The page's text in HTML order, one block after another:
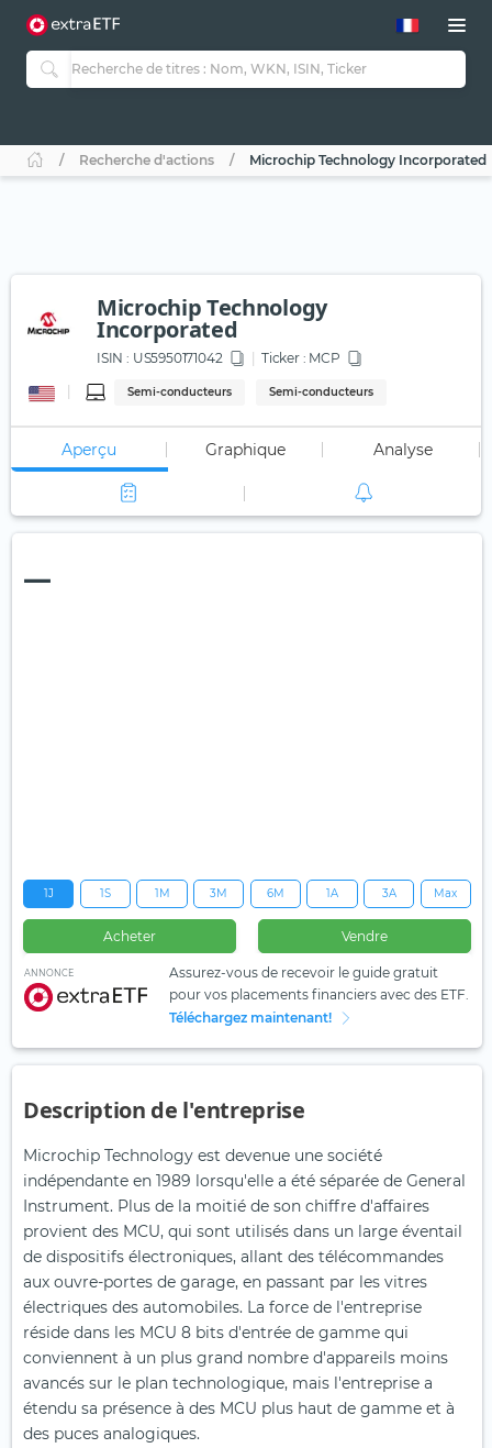
Recherche d'actions Microchip Technology Incorporated
Microchip Technology
Incorporated
ISIN : US5950171042 Ticker : MCP
Semi-conducteurs Semi-conducteurs
Aperçu Graphique Analyse
—
1J 1S 1M 3M 6M 1A 3A Max
Acheter Vendre
ANNONCE
Assurez-vous de recevoir le guide gratuit
pour vos placements financiers avec des ETF.
Téléchargez maintenant!
Description de l'entreprise
Microchip Technology est devenue une société
indépendante en 1989 lorsqu'elle a été séparée de General
Instrument. Plus de la moitié de son chiffre d'affaires
provient des MCU, qui sont utilisés dans un large éventail
de dispositifs électroniques, allant des télécommandes
aux ouvre-portes de garage, en passant par les vitres
électriques des automobiles. La force de l'entreprise
réside dans les MCU 8 bits d'entrée de gamme qui
conviennent à un plus grand nombre d'appareils moins
avancés sur le plan technologique, mais l'entreprise a
étendu sa présence à des MCU plus haut de gamme et à
des puces analogiques.